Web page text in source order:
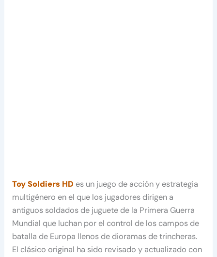
Toy Soldiers HD es un juego de acción y estrategia
multigénero en el que los jugadores dirigen a
antiguos soldados de juguete de la Primera Guerra
Mundial que luchan por el control de los campos de
batalla de Europa llenos de dioramas de trincheras.
El clásico original ha sido revisado y actualizado con